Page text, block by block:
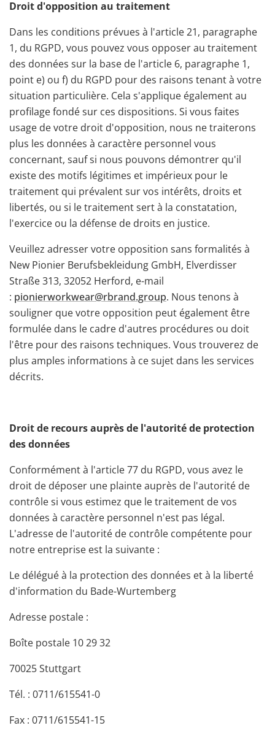
Droit d'opposition au traitement
Dans les conditions prévues à l'article 21, paragraphe
1, du RGPD, vous pouvez vous opposer au traitement
des données sur la base de l'article 6, paragraphe 1,
point e) ou f) du RGPD pour des raisons tenant à votre
situation particulière. Cela s'applique également au
profilage fondé sur ces dispositions. Si vous faites
usage de votre droit d'opposition, nous ne traiterons
plus les données à caractère personnel vous
concernant, sauf si nous pouvons démontrer qu'il
existe des motifs légitimes et impérieux pour le
traitement qui prévalent sur vos intérêts, droits et
libertés, ou si le traitement sert à la constatation,
l'exercice ou la défense de droits en justice.
Veuillez adresser votre opposition sans formalités à
New Pionier Berufsbekleidung GmbH, Elverdisser
Straße 313, 32052 Herford, e-mail
: pionierworkwear@rbrand.group. Nous tenons à
souligner que votre opposition peut également être
formulée dans le cadre d'autres procédures ou doit
l'être pour des raisons techniques. Vous trouverez de
plus amples informations à ce sujet dans les services
décrits.
Droit de recours auprès de l'autorité de protection
des données
Conformément à l'article 77 du RGPD, vous avez le
droit de déposer une plainte auprès de l'autorité de
contrôle si vous estimez que le traitement de vos
données à caractère personnel n'est pas légal.
L'adresse de l'autorité de contrôle compétente pour
notre entreprise est la suivante :
Le délégué à la protection des données et à la liberté
d'information du Bade-Wurtemberg
Adresse postale :
Boîte postale 10 29 32
70025 Stuttgart
Tél. : 0711/615541-0
Fax : 0711/615541-15